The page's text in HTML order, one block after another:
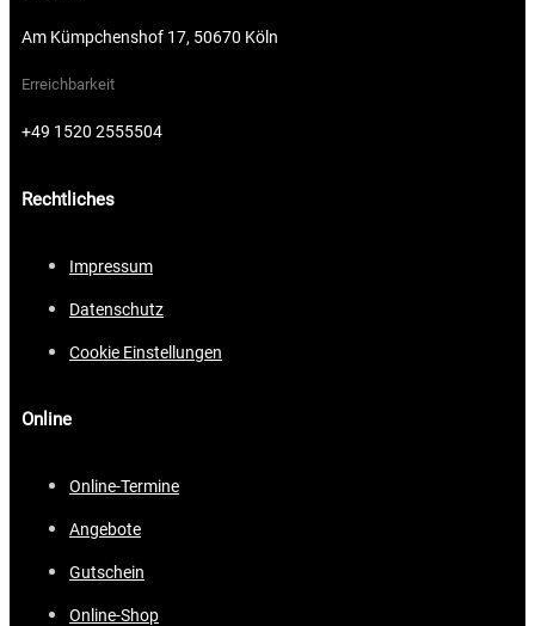
Am Kümpchenshof 17, 50670 Köln
Erreichbarkeit
+49 1520 2555504
Rechtliches
Impressum
Datenschutz
Cookie Einstellungen
Online
Online-Termine
Angebote
Gutschein
Online-Shop